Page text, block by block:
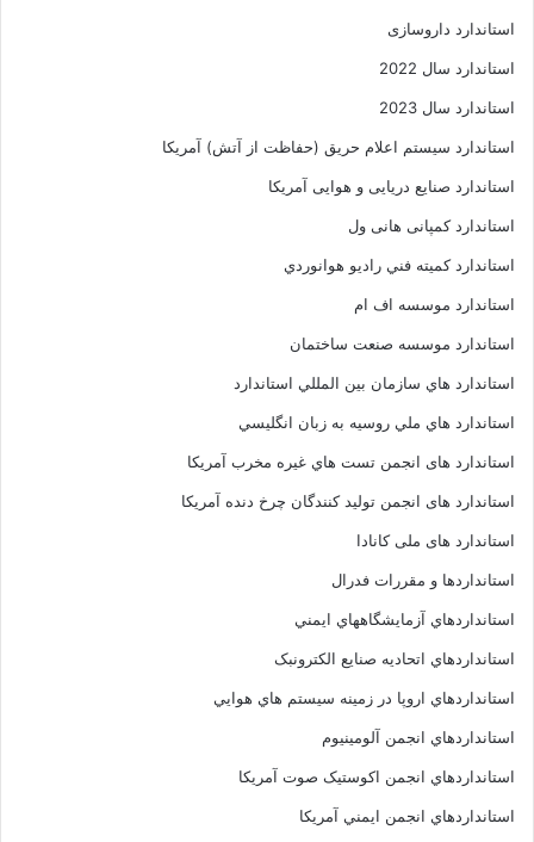
استاندارد داروسازی
استاندارد سال 2022
استاندارد سال 2023
استاندارد سیستم اعلام حریق (حفاظت از آتش) آمریکا
استاندارد صنایع دریایی و هوایی آمریکا
استاندارد کمپانی هانی ول
استاندارد کميته فني راديو هوانوردي
استاندارد موسسه اف ام
استاندارد موسسه صنعت ساختمان
استاندارد هاي سازمان بين المللي استاندارد
استاندارد هاي ملي روسيه به زبان انگليسي
استاندارد های انجمن تست هاي غيره مخرب آمريکا
استاندارد های انجمن توليد کنندگان چرخ دنده آمريکا
استاندارد های ملی کانادا
استانداردها و مقررات فدرال
استانداردهاي آزمايشگاههاي ايمني
استانداردهاي اتحاديه صنايع الکترونبک
استانداردهاي اروپا در زمينه سيستم هاي هوايي
استانداردهاي انجمن آلومينيوم
استانداردهاي انجمن اکوستيک صوت آمريکا
استانداردهاي انجمن ايمني آمريکا